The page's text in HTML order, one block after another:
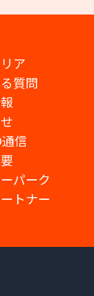
ア
質問
信
パーク
トナー